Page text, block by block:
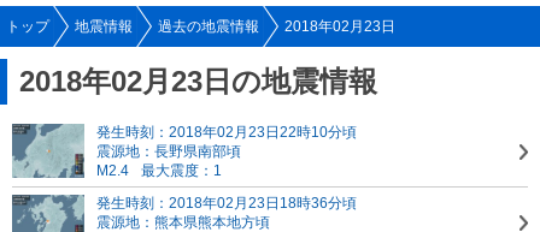
トップ 地震情報 過去の地震情報 2018年02月23日
2018年02月23日の地震情報
発生時刻：2018年02月23日22時10分頃
震源地：長野県南部頃
M2.4
最大震度：1
発生時刻：2018年02月23日18時36分頃
震源地：熊本県熊本地方頃